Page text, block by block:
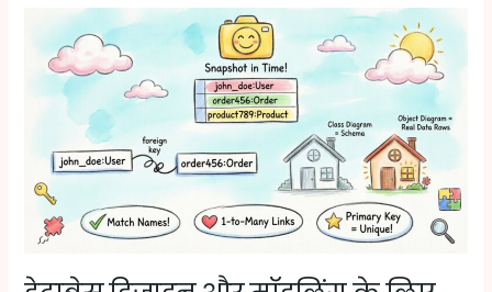
डेटाबेस
डिज़ाइन
मॉडलिंग
लिए
UML
ऑब्जेक्ट
डायग्राम